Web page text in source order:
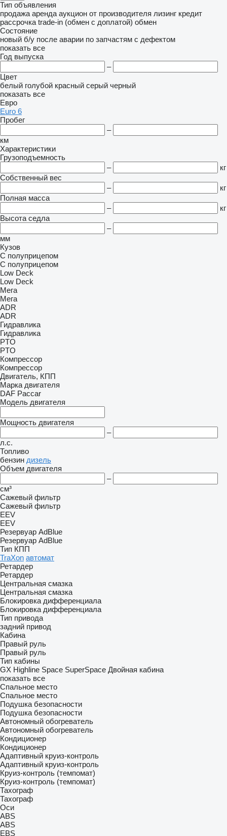
Тип объявления
продажа аренда аукцион от производителя лизинг кредит
рассрочка trade-in (обмен с доплатой) обмен
Состояние
новый б/у после аварии по запчастям с дефектом
показать все
Год выпуска
–
Цвет
белый голубой красный серый черный
показать все
Евро
Euro 6
Пробег
–
км
Характеристики
Грузоподъемность
–
кг
Собственный вес
–
кг
Полная масса
–
кг
Высота седла
–
мм
Кузов
С полуприцепом
С полуприцепом
Low Deck
Low Deck
Мега
Мега
ADR
ADR
Гидравлика
Гидравлика
PTO
PTO
Компрессор
Компрессор
Двигатель, КПП
Марка двигателя
DAF Paccar
Модель двигателя
Мощность двигателя
–
л.с.
Топливо
бензин дизель
Объем двигателя
–
см³
Сажевый фильтр
Сажевый фильтр
EEV
EEV
Резервуар AdBlue
Резервуар AdBlue
Тип КПП
TraXon автомат
Ретардер
Ретардер
Центральная смазка
Центральная смазка
Блокировка дифференциала
Блокировка дифференциала
Тип привода
задний привод
Кабина
Правый руль
Правый руль
Тип кабины
GX Highline Space SuperSpace Двойная кабина
показать все
Спальное место
Спальное место
Подушка безопасности
Подушка безопасности
Автономный обогреватель
Автономный обогреватель
Кондиционер
Кондиционер
Адаптивный круиз-контроль
Адаптивный круиз-контроль
Круиз-контроль (темпомат)
Круиз-контроль (темпомат)
Тахограф
Тахограф
Оси
ABS
ABS
EBS